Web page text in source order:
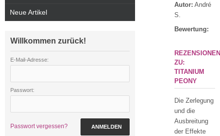
Autor: André
S.
Bewertung:
ZU:
TITANIUM
PEONY
Die Zerlegung
und die
Ausbreitung
der Effekte
Neue Artikel
Willkommen zurück!
E-Mail-Adresse:
Passwort:
Passwort vergessen? ANMELDEN